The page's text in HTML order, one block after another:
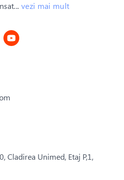
... vezi mai mult
Cladirea Unimed, Etaj P,1,